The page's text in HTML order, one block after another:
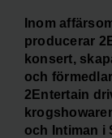
Inom
producerar
konsert,
och
2Entertain
och Intiman i